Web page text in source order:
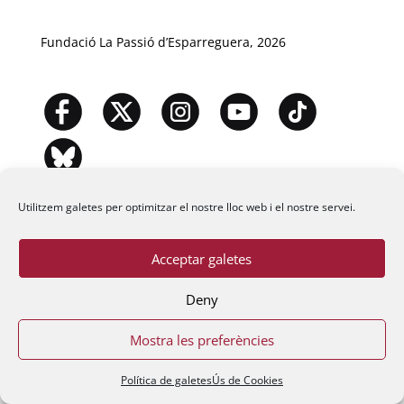
Utilitzem galetes per optimitzar el nostre lloc web i el nostre servei.
Acceptar galetes
Deny
Mostra les preferències
Política de galetesÚs de Cookies
Fundació La Passió d’Esparreguera, 2026